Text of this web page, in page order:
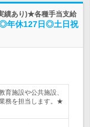
績あり)★各種手当支給
◎年休127日◎土日祝
育施設や公共施設、
務を担当します。★